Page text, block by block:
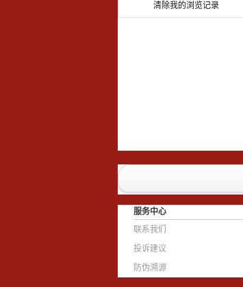
清除我的浏览记录
服务中心
联系我们
投诉建议
防伪溯源